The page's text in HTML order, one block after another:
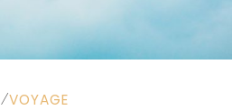
⁄VOYAGE